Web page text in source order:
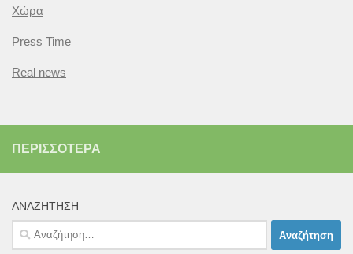
Χώρα
Press Time
Real news
ΠΕΡΙΣΣΌΤΕΡΑ
ΑΝΑΖΉΤΗΣΗ
Αναζήτηση
για: